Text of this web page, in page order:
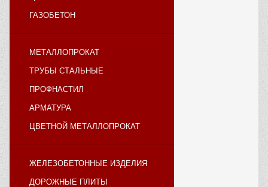
ГАЗОБЕТОН
МЕТАЛЛОПРОКАТ
ТРУБЫ СТАЛЬНЫЕ
ПРОФНАСТИЛ
АРМАТУРА
ЦВЕТНОЙ МЕТАЛЛОПРОКАТ
ЖЕЛЕЗОБЕТОННЫЕ ИЗДЕЛИЯ
ДОРОЖНЫЕ ПЛИТЫ